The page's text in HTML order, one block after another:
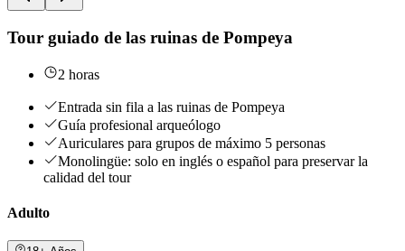
Tour guiado de las ruinas de Pompeya
2 horas
Entrada sin fila a las ruinas de Pompeya
Guía profesional arqueólogo
Auriculares para grupos de máximo 5 personas
Monolingüe: solo en inglés o español para preservar la
calidad del tour
Adulto